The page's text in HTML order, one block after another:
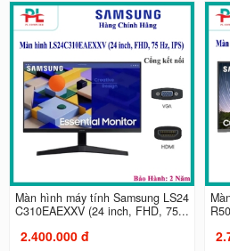
Màn hình máy tính Samsung LS24
C310EAEXXV (24 inch, FHD, 75...
2.400.000 đ